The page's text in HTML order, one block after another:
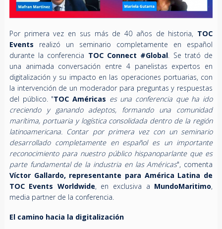
Por primera vez en sus más de 40 años de historia, TOC
Events realizó un seminario completamente en español
durante la conferencia TOC Connect #Global. Se trató de
una animada conversación entre 4 panelistas expertos en
digitalización y su impacto en las operaciones portuarias, con
la intervención de un moderador para preguntas y respuestas
del público. "TOC Américas es una conferencia que ha ido
creciendo y ganando adeptos, formando una comunidad
marítima, portuaria y logística consolidada dentro de la región
latinoamericana. Contar por primera vez con un seminario
desarrollado completamente en español es un importante
reconocimiento para nuestro público hispanoparlante que es
parte fundamental de la industria en las Américas", comenta
Víctor Gallardo, representante para América Latina de
TOC Events Worldwide, en exclusiva a MundoMaritimo,
media partner de la conferencia.
El camino hacia la digitalización